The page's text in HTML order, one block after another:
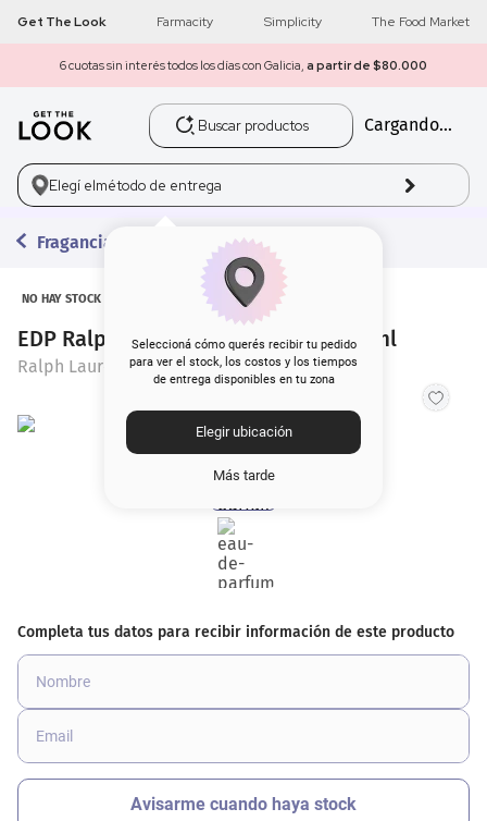
Get The Look Farmacity Simplicity The Food Market
6 cuotas sin interés todos los días con Galicia, a partir de $80.000
Buscar productos
Cargando...
Elegí elmétodo de entrega
Seleccioná cómo querés recibir tu pedido
para ver el stock, los costos y los tiempos
de entrega disponibles en tu zona
Elegir ubicación
Más tarde
Fragancias
NO HAY STOCK
EDP Ralph Lauren Red Extreme x 75 ml
Ralph Lauren
1 get the look
2 máscara pestañas
3.
5. corrector